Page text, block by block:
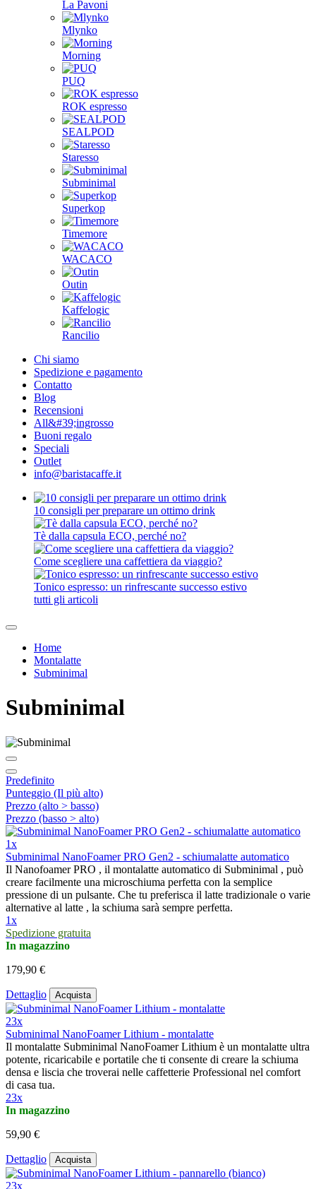
La Pavoni
Mlynko
Morning
PUQ
ROK espresso
SEALPOD
Staresso
Subminimal
Superkop
Timemore
WACACO
Outin
Kaffelogic
Rancilio
Chi siamo
Spedizione e pagamento
Contatto
Blog
Recensioni
All&#39;ingrosso
Buoni regalo
Speciali
Outlet
info@baristacaffe.it
10 consigli per preparare un ottimo drink
Tè dalla capsula ECO, perché no?
Come scegliere una caffettiera da viaggio?
Tonico espresso: un rinfrescante successo estivo
tutti gli articoli
Home
Montalatte
Subminimal
Subminimal
Predefinito
Punteggio (Il più alto)
Prezzo (alto > basso)
Prezzo (basso > alto)
1x
Subminimal NanoFoamer PRO Gen2 - schiumalatte automatico
Il Nanofoamer PRO , il montalatte automatico di Subminimal , può
creare facilmente una microschiuma perfetta con la semplice
pressione di un pulsante. Che tu preferisca il latte tradizionale o varie
alternative al latte , la schiuma sarà sempre perfetta.
1x
Spedizione gratuita
In magazzino
179,90 €
Dettaglio Acquista
23x
Subminimal NanoFoamer Lithium - montalatte
Il montalatte Subminimal NanoFoamer Lithium è un montalatte ultra
potente, ricaricabile e portatile che ti consente di creare la schiuma
densa e liscia che troverai nelle caffetterie Professional nel comfort
di casa tua.
23x
In magazzino
59,90 €
Dettaglio Acquista
23x